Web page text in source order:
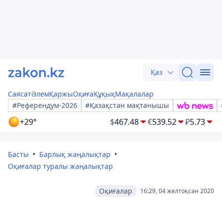
Қаз
СаясатӘлемҚаржыОқиғаҚұқықМақалалар
#Референдум-2026
#Қазақстан мақтанышы
+29° $467.48 €539.52 ₽5.73
Басты
Барлық жаңалықтар
Оқиғалар туралы жаңалықтар
16:29, 04 желтоқсан 2020
Оқиғалар